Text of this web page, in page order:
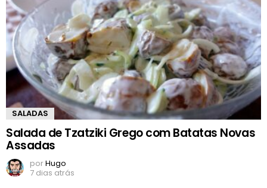
SALADAS
Salada de Tzatziki Grego com Batatas Novas
Assadas
porHugo
7 dias atrás